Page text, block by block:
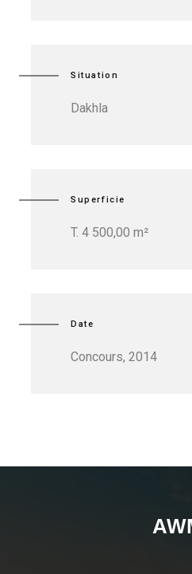
Situation
Dakhla
Superficie
T. 4 500,00 m²
Date
Concours, 2014